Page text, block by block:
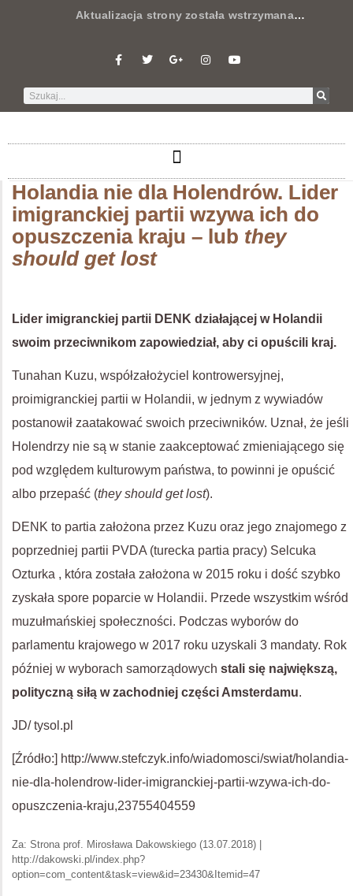
Aktualizacja strony została wstrzymana…
Holandia nie dla Holendrów. Lider
imigranckiej partii wzywa ich do
opuszczenia kraju – lub they
should get lost
Lider imigranckiej partii DENK działającej w Holandii
swoim przeciwnikom zapowiedział, aby ci opuścili kraj.
Tunahan Kuzu, współzałożyciel kontrowersyjnej,
proimigranckiej partii w Holandii, w jednym z wywiadów
postanowił zaatakować swoich przeciwników. Uznał, że jeśli
Holendrzy nie są w stanie zaakceptować zmieniającego się
pod względem kulturowym państwa, to powinni je opuścić
albo przepaść (they should get lost).
DENK to partia założona przez Kuzu oraz jego znajomego z
poprzedniej partii PVDA (turecka partia pracy) Selcuka
Ozturka , która została założona w 2015 roku i dość szybko
zyskała spore poparcie w Holandii. Przede wszystkim wśród
muzułmańskiej społeczności. Podczas wyborów do
parlamentu krajowego w 2017 roku uzyskali 3 mandaty. Rok
później w wyborach samorządowych stali się największą,
polityczną siłą w zachodniej części Amsterdamu.
JD/ tysol.pl
[Źródło:] http://www.stefczyk.info/wiadomosci/swiat/holandia-
nie-dla-holendrow-lider-imigranckiej-partii-wzywa-ich-do-
opuszczenia-kraju,23755404559
Za: Strona prof. Mirosława Dakowskiego (13.07.2018) |
http://dakowski.pl/index.php?
option=com_content&task=view&id=23430&Itemid=47